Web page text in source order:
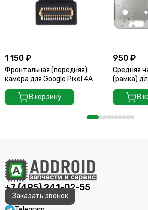
1 150 ₽
Фронтальная (передняя)
камера для Google Pixel 4A
В корзину
950 ₽
Средняя
(рамка)
В
+7 (495) 241-02-55
Заказать звонок